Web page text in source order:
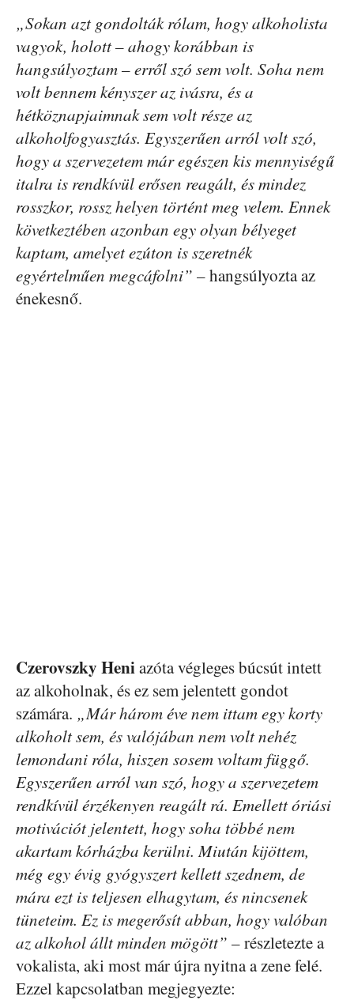
„Sokan azt gondolták rólam, hogy alkoholista
vagyok, holott – ahogy korábban is
hangsúlyoztam – erről szó sem volt. Soha nem
volt bennem kényszer az ivásra, és a
hétköznapjaimnak sem volt része az
alkoholfogyasztás. Egyszerűen arról volt szó,
hogy a szervezetem már egészen kis mennyiségű
italra is rendkívül erősen reagált, és mindez
rosszkor, rossz helyen történt meg velem. Ennek
következtében azonban egy olyan bélyeget
kaptam, amelyet ezúton is szeretnék
egyértelműen megcáfolni” – hangsúlyozta az
énekesnő.
Czerovszky Heniazóta végleges búcsút intett
az alkoholnak, és ez sem jelentett gondot
számára. „Már három éve nem ittam egy korty
alkoholt sem, és valójában nem volt nehéz
lemondani róla, hiszen sosem voltam függő.
Egyszerűen arról van szó, hogy a szervezetem
rendkívül érzékenyen reagált rá. Emellett óriási
motivációt jelentett, hogy soha többé nem
akartam kórházba kerülni. Miután kijöttem,
még egy évig gyógyszert kellett szednem, de
mára ezt is teljesen elhagytam, és nincsenek
tüneteim. Ez is megerősít abban, hogy valóban
az alkohol állt minden mögött” – részletezte a
vokalista, aki most már újra nyitna a zene felé.
Ezzel kapcsolatban megjegyezte: